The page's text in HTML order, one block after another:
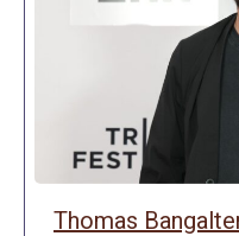
Thomas